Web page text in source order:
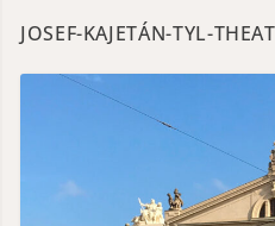
JOSEF-KAJETÁN-TYL-